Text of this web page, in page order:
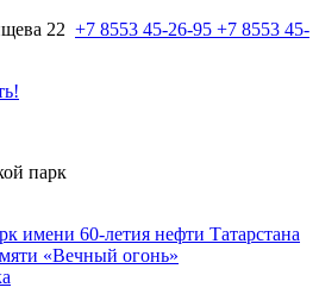
22 +7 8553 45-26-95 +7 8553 45-
парк
имени 60-летия нефти Татарстана
«Вечный огонь»